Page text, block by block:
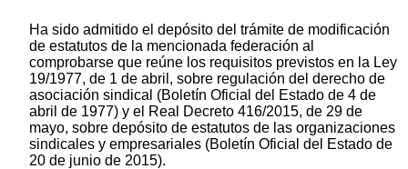
Ha sido admitido el depósito del trámite de modificación
de estatutos de la mencionada federación al
comprobarse que reúne los requisitos previstos en la Ley
19/1977, de 1 de abril, sobre regulación del derecho de
asociación sindical (Boletín Oficial del Estado de 4 de
abril de 1977) y el Real Decreto 416/2015, de 29 de
mayo, sobre depósito de estatutos de las organizaciones
sindicales y empresariales (Boletín Oficial del Estado de
20 de junio de 2015).